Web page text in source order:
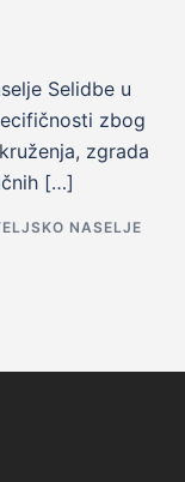
Selidbe u
zbog
zgrada
[…]
NASELJE